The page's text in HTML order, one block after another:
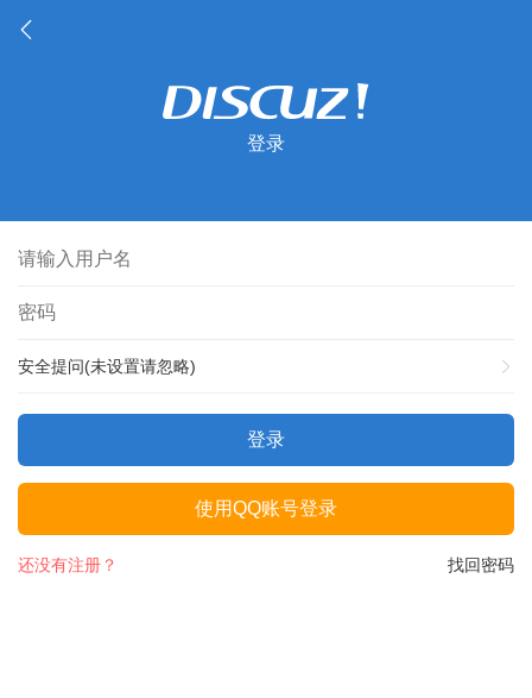
登录
安全提问(未设置请忽略)
登录
使用QQ账号登录
找回密码
还没有注册？